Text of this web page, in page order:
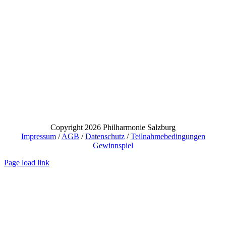
Copyright 2026 Philharmonie Salzburg
Impressum/AGB /Datenschutz/Teilnahmebedingungen
Gewinnspiel
Page load link